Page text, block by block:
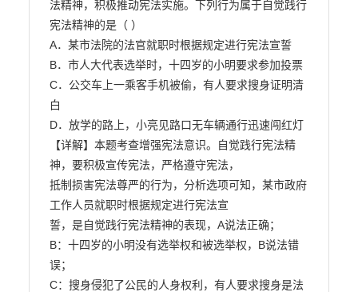
法精神，积极推动宪法实施。下列行为属于自觉践行
宪法精神的是（ ）
A．某市法院的法官就职时根据规定进行宪法宣誓
B．市人大代表选举时，十四岁的小明要求参加投票
C．公交车上一乘客手机被偷，有人要求搜身证明清
白
D．放学的路上，小亮见路口无车辆通行迅速闯红灯
【详解】本题考查增强宪法意识。自觉践行宪法精
神，要积极宣传宪法，严格遵守宪法，
抵制损害宪法尊严的行为，分析选项可知，某市政府
工作人员就职时根据规定进行宪法宣
誓，是自觉践行宪法精神的表现，A说法正确；
B：十四岁的小明没有选举权和被选举权，B说法错
误；
C：搜身侵犯了公民的人身权利，有人要求搜身是法